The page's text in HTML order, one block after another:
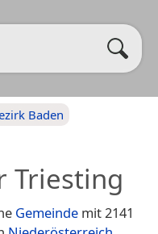
Baden
Triesting
Gemeinde mit 2141